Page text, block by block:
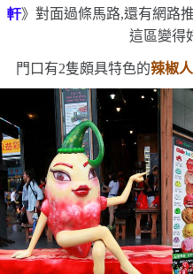
軒》對面過條馬路,還有網路
這區變得
門口有2隻頗具特色的辣椒人